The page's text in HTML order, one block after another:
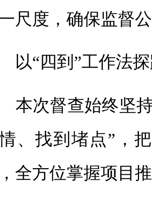
尺度，确保监督
“四到”工作法探
次督查始终坚持
、找到堵点”，
全方位掌握项目